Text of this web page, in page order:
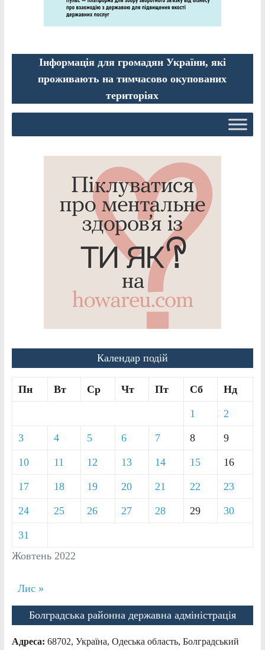
Інформація для громадян України, які
проживають на тимчасово окупованих
територіях
Календар подій
Жовтень 2022
Пн Вт Ср Чт Пт Сб Нд
1 2
3 4 5 6 7 8 9
10 11 12 13 14 15 16
17 18 19 20 21 22 23
24 25 26 27 28 29 30
31
Лис »
Болградська районна державна адміністрація
Адреса: 68702, Україна, Одеська область, Болградський